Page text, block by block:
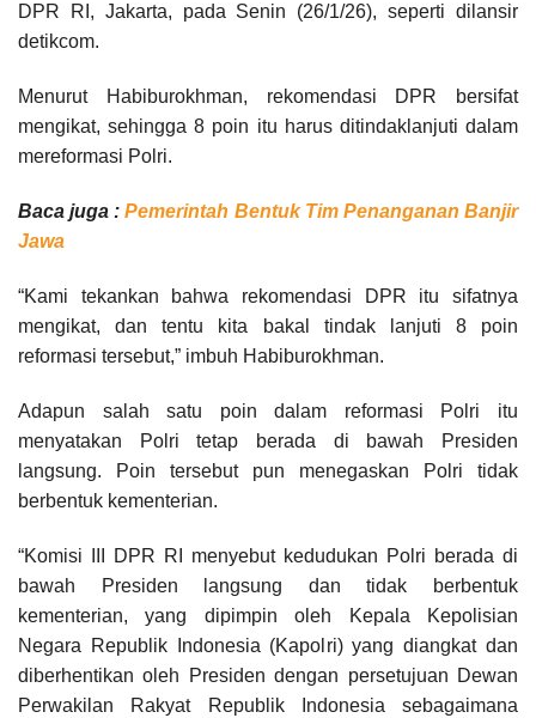
DPR RI, Jakarta, pada Senin (26/1/26), seperti dilansir
detikcom.
Menurut Habiburokhman, rekomendasi DPR bersifat
mengikat, sehingga 8 poin itu harus ditindaklanjuti dalam
mereformasi Polri.
Baca juga :Pemerintah Bentuk Tim Penanganan Banjir
Jawa
“Kami tekankan bahwa rekomendasi DPR itu sifatnya
mengikat, dan tentu kita bakal tindak lanjuti 8 poin
reformasi tersebut,” imbuh Habiburokhman.
Adapun salah satu poin dalam reformasi Polri itu
menyatakan Polri tetap berada di bawah Presiden
langsung. Poin tersebut pun menegaskan Polri tidak
berbentuk kementerian.
“Komisi III DPR RI menyebut kedudukan Polri berada di
bawah Presiden langsung dan tidak berbentuk
kementerian, yang dipimpin oleh Kepala Kepolisian
Negara Republik Indonesia (Kapolri) yang diangkat dan
diberhentikan oleh Presiden dengan persetujuan Dewan
Perwakilan Rakyat Republik Indonesia sebagaimana